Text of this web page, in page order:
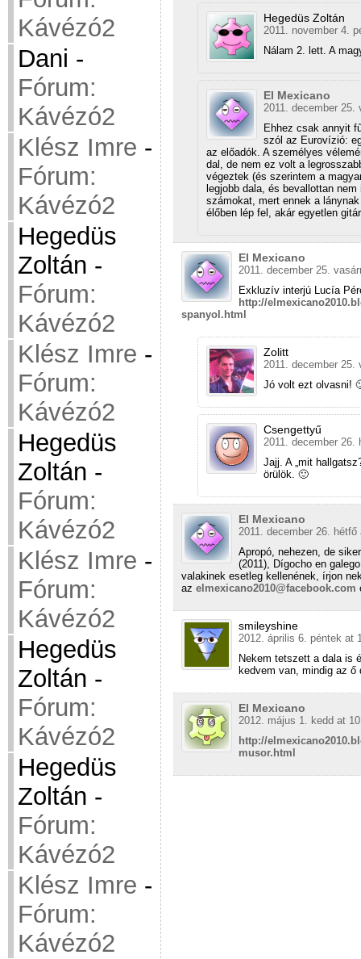
Kávézó2
Dani -
Fórum:
Kávézó2
Klész Imre -
Fórum:
Kávézó2
Hegedüs
Zoltán -
Fórum:
Kávézó2
Klész Imre -
Fórum:
Kávézó2
Hegedüs
Zoltán -
Fórum:
Kávézó2
Klész Imre -
Fórum:
Kávézó2
Hegedüs
Zoltán -
Fórum:
Kávézó2
Hegedüs
Zoltán -
Fórum:
Kávézó2
Klész Imre -
Fórum:
Kávézó2
Hegedüs Zoltán
2011. november 4.
Nálam 2. lett. A
El Mexicano
2011. december 25.
Ehhez csak annyit
szól az Eurovízió:
az előadók. A személyes
dal, de nem ez volt a
végeztek (és szerintem a
legjobb dala, és bevallottan
számokat, mert ennek a
élőben lép fel, akár egyetlen
El Mexicano
2011. december 25.
Exkluzív interjú Lucía
http://
spanyol.html
Zolitt
2011. december 25.
Jó volt ezt olvasni!
Csengettyű
2011. december 26.
Jajj. A „mit
örülök. 🙂
El Mexicano
2011. december 26. hétfő
Apropó, nehezen, de
(2011), Dígocho en
valakinek esetleg kellenének, írjon
az elmexicano2010@facebook.com
smileyshine
2012. április 6. péntek at
Nekem tetszett a dala is
kedvem van, mindig az
El Mexicano
2012. május 1. kedd at
http://
musor.html